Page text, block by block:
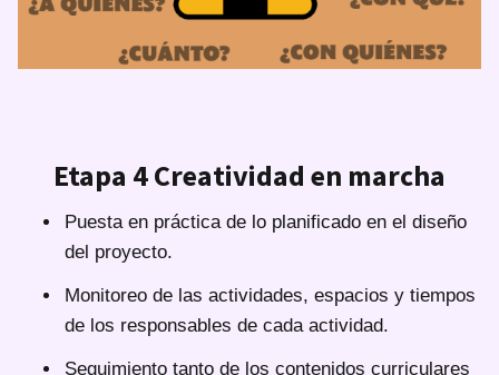
Etapa 4 Creatividad en marcha
Puesta en práctica de lo planificado en el diseño
del proyecto.
Monitoreo de las actividades, espacios y tiempos
de los responsables de cada actividad.
Seguimiento tanto de los contenidos curriculares